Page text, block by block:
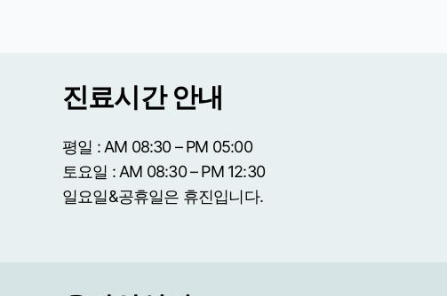
진료시간 안내
평일 : AM 08:30 – PM 05:00
토요일 : AM 08:30 – PM 12:30
일요일&공휴일은 휴진입니다.